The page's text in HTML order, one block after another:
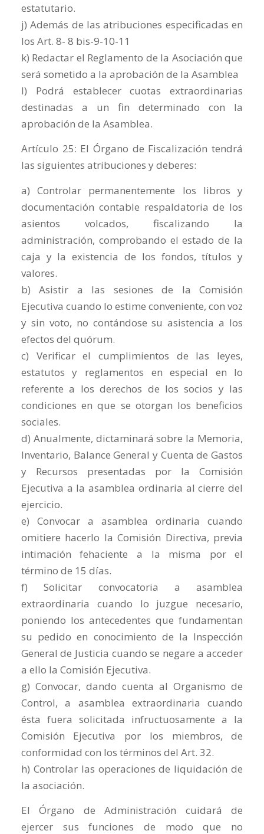
estatutario.
j) Además de las atribuciones especificadas en
los Art. 8- 8 bis-9-10-11
k) Redactar el Reglamento de la Asociación que
será sometido a la aprobación de la Asamblea
l) Podrá establecer cuotas extraordinarias
destinadas a un fin determinado con la
aprobación de la Asamblea.
Artículo 25: El Órgano de Fiscalización tendrá
las siguientes atribuciones y deberes:
a) Controlar permanentemente los libros y
documentación contable respaldatoria de los
asientos volcados, fiscalizando la
administración, comprobando el estado de la
caja y la existencia de los fondos, títulos y
valores.
b) Asistir a las sesiones de la Comisión
Ejecutiva cuando lo estime conveniente, con voz
y sin voto, no contándose su asistencia a los
efectos del quórum.
c) Verificar el cumplimientos de las leyes,
estatutos y reglamentos en especial en lo
referente a los derechos de los socios y las
condiciones en que se otorgan los beneficios
sociales.
d) Anualmente, dictaminará sobre la Memoria,
Inventario, Balance General y Cuenta de Gastos
y Recursos presentadas por la Comisión
Ejecutiva a la asamblea ordinaria al cierre del
ejercicio.
e) Convocar a asamblea ordinaria cuando
omitiere hacerlo la Comisión Directiva, previa
intimación fehaciente a la misma por el
término de 15 días.
f) Solicitar convocatoria a asamblea
extraordinaria cuando lo juzgue necesario,
poniendo los antecedentes que fundamentan
su pedido en conocimiento de la Inspección
General de Justicia cuando se negare a acceder
a ello la Comisión Ejecutiva.
g) Convocar, dando cuenta al Organismo de
Control, a asamblea extraordinaria cuando
ésta fuera solicitada infructuosamente a la
Comisión Ejecutiva por los miembros, de
conformidad con los términos del Art. 32.
h) Controlar las operaciones de liquidación de
la asociación.
El Órgano de Administración cuidará de
ejercer sus funciones de modo que no